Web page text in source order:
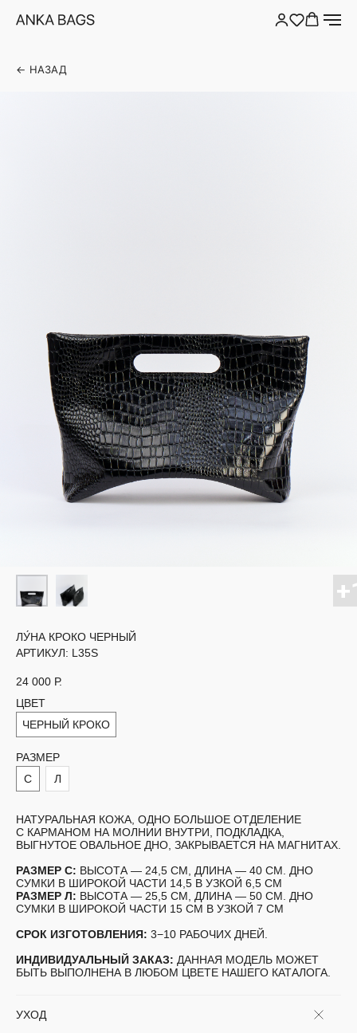
← НАЗАД
ЛУ́НА КРОКО ЧЕРНЫЙ
АРТИКУЛ: L35S
24 000 Р.
ЦВЕТ
ЧЕРНЫЙ КРОКО
РАЗМЕР
C
Л
НАТУРАЛЬНАЯ КОЖА, ОДНО БОЛЬШОЕ ОТДЕЛЕНИЕ
С КАРМАНОМ НА МОЛНИИ ВНУТРИ, ПОДКЛАДКА,
ВЫГНУТОЕ ОВАЛЬНОЕ ДНО, ЗАКРЫВАЕТСЯ НА МАГНИТАХ.
РАЗМЕР С: ВЫСОТА — 24,5 СМ, ДЛИНА — 40 СМ. ДНО
СУМКИ В ШИРОКОЙ ЧАСТИ 14,5 В УЗКОЙ 6,5 СМ
РАЗМЕР Л: ВЫСОТА — 25,5 СМ, ДЛИНА — 50 СМ. ДНО
СУМКИ В ШИРОКОЙ ЧАСТИ 15 СМ В УЗКОЙ 7 СМ
СРОК ИЗГОТОВЛЕНИЯ: 3−10 РАБОЧИХ ДНЕЙ.
ИНДИВИДУАЛЬНЫЙ ЗАКАЗ: ДАННАЯ МОДЕЛЬ МОЖЕТ
БЫТЬ ВЫПОЛНЕНА В ЛЮБОМ ЦВЕТЕ НАШЕГО КАТАЛОГА.
УХОД